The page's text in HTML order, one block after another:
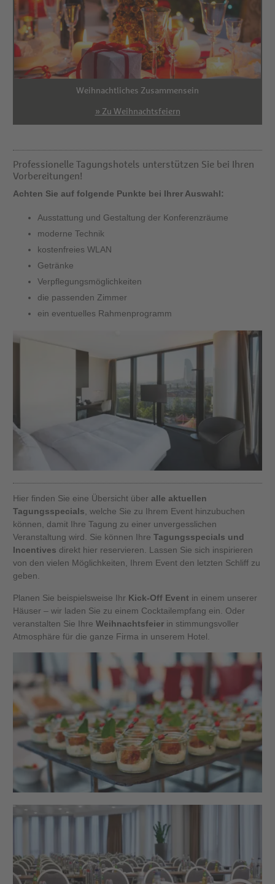
Weihnachtliches Zusammensein
» Zu Weihnachtsfeiern
Professionelle Tagungshotels unterstützen Sie bei Ihren
Vorbereitungen!
Achten Sie auf folgende Punkte bei Ihrer Auswahl:
Ausstattung und Gestaltung der Konferenzräume
moderne Technik
kostenfreies WLAN
Getränke
Verpflegungsmöglichkeiten
die passenden Zimmer
ein eventuelles Rahmenprogramm
Hier finden Sie eine Übersicht über alle aktuellen
Tagungsspecials , welche Sie zu Ihrem Event hinzubuchen
können, damit Ihre Tagung zu einer unvergesslichen
Veranstaltung wird. Sie können Ihre Tagungsspecials und
Incentives direkt hier reservieren. Lassen Sie sich inspirieren
von den vielen Möglichkeiten, Ihrem Event den letzten Schliff zu
geben.
Planen Sie beispielsweise Ihr Kick-Off Event in einem unserer
Häuser – wir laden Sie zu einem Cocktailempfang ein. Oder
veranstalten Sie Ihre Weihnachtsfeier in stimmungsvoller
Atmosphäre für die ganze Firma in unserem Hotel.